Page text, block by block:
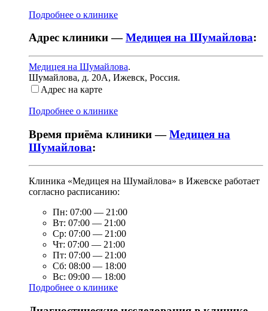
Подробнее о клинике
Адрес клиники —Медицея на Шумайлова:
Медицея на Шумайлова.
Шумайлова, д. 20А, Ижевск, Россия.
Адрес на карте
Подробнее о клинике
Время приёма клиники —Медицея на
Шумайлова:
Клиника «Медицея на Шумайлова» в Ижевске работает
согласно расписанию:
Пн: 07:00 — 21:00
Вт: 07:00 — 21:00
Ср: 07:00 — 21:00
Чт: 07:00 — 21:00
Пт: 07:00 — 21:00
Сб: 08:00 — 18:00
Вс: 09:00 — 18:00
Подробнее о клинике